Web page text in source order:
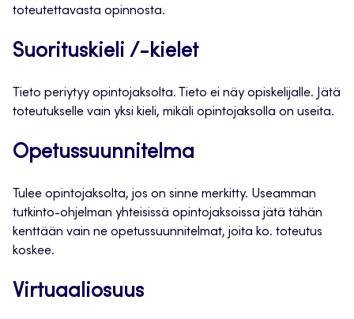
toteutettavasta opinnosta.
Suorituskieli /-kielet
Tieto periytyy opintojaksolta. Tieto ei näy opiskelijalle. Jätä
toteutukselle vain yksi kieli, mikäli opintojaksolla on useita.
Opetussuunnitelma
Tulee opintojaksolta, jos on sinne merkitty. Useamman
tutkinto-ohjelman yhteisissä opintojaksoissa jätä tähän
kenttään vain ne opetussuunnitelmat, joita ko. toteutus
koskee.
Virtuaaliosuus